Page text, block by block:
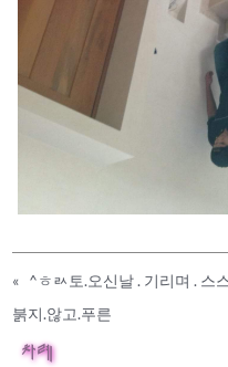
« ^ㅎㄽ토.오신날 . 기리며 . 스
붉지.않고.푸른
차례